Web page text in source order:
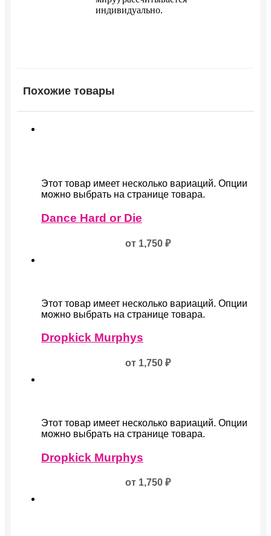
индивидуально.
Похожие товары
Этот товар имеет несколько вариаций. Опции
можно выбрать на странице товара.
Dance Hard or Die
от 1,750 ₽
Этот товар имеет несколько вариаций. Опции
можно выбрать на странице товара.
Dropkick Murphys
от 1,750 ₽
Этот товар имеет несколько вариаций. Опции
можно выбрать на странице товара.
Dropkick Murphys
от 1,750 ₽